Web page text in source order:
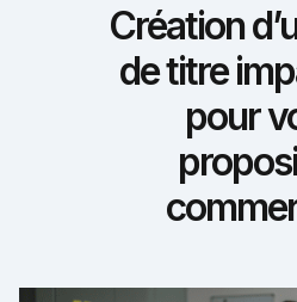
Création
de titre
pour